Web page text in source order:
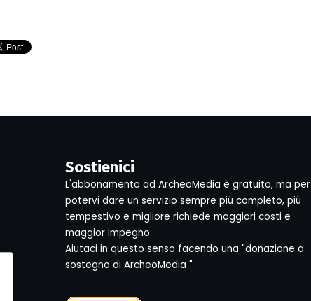
Sostienici
L'abbonamento ad ArcheoMedia è gratuito, ma per
potervi dare un servizio sempre più completo, più
tempestivo e migliore richiede maggiori costi e
maggior impegno.
Aiutaci in questo senso facendo una "donazione a
sostegno di ArcheoMedia "